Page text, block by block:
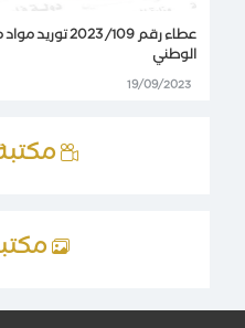
عطاء رقم 109/
الوطني
19/09/2023